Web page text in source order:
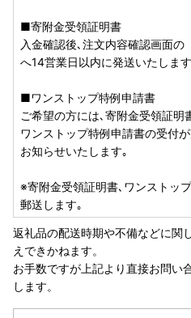
5.マイナンバーカードで暗証番
6.申請完了
れている場合、現在は同マイペ
ただけない状態となっておりま
ご不便をおかけしております
ん。
申請がお済みの方につきまして
が送信されておりますので、そ
ただけます。
申請状況の確認やご不明な点
ございますが下記サポート室ま
【横浜市ふるさと納税サポート
TEL：050-5538-7986
■寄附金受領証明書
入金確認後､注文内容確認画面
へ14営業日以内に発送いたしま
■ワンストップ特例申請書
ご希望の方には､寄附金受領証明
ワンストップ特例申請書の受付
お知らせいたします｡
※寄附金受領証明書､ワンストッ
郵送します｡
返礼品の配送時期や不備などに関
えできかねます。
お手数ですが上記より直接お問い
します。